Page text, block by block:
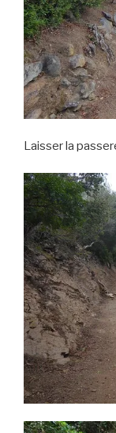
Laisser la